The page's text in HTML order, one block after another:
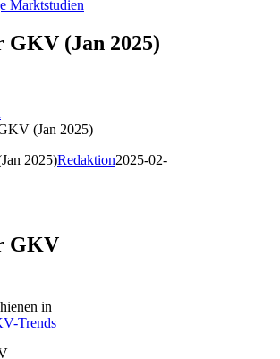
Marktstudien
GKV (Jan 2025)
(Jan 2025)
2025)Redaktion2025-02-
GKV
in
Trends